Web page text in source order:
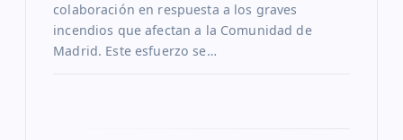
colaboración en respuesta a los graves
incendios que afectan a la Comunidad de
Madrid. Este esfuerzo se…